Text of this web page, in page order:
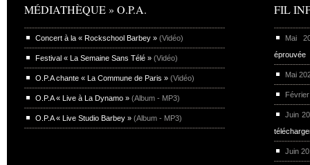
MÉDIATHÈQUE » O.P.A.
Concert à la « Rockschool Barbey » (Vidéo)
Festival « La Semaine Sans Télé » (Vidéo)
O.P.A chante « La Commune de Paris » (Vidéo)
O.P.A « Live à La Dynamo » (Album - MP3)
O.P.A « Live Studio Barbey » (Album - MP3)
FIL
Mai
éprouvée
Mai
Juin
Juin